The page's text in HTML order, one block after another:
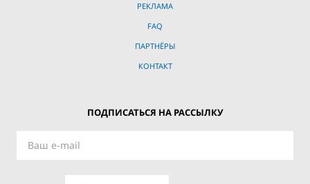
РЕКЛАМА
FAQ
ПАРТНЁРЫ
КОНТАКТ
ПОДПИСАТЬСЯ НА РАССЫЛКУ